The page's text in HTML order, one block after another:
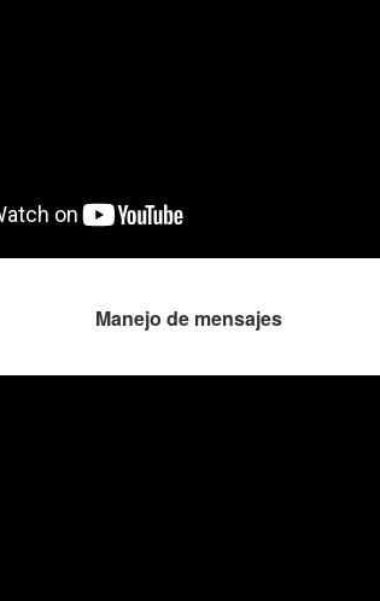
Manejo de mensajes